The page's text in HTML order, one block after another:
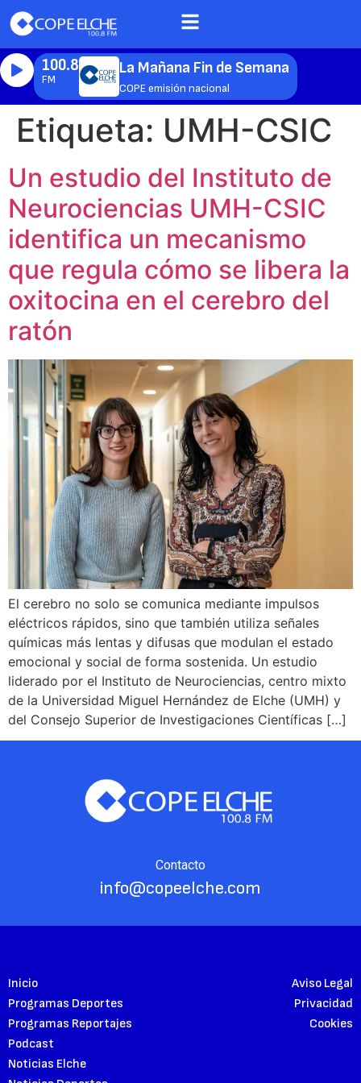
100.8
FM
La Mañana Fin de Semana
COPE emisión nacional
Etiqueta: UMH-CSIC
Un estudio del Instituto de
Neurociencias UMH-CSIC
identifica un mecanismo
que regula cómo se libera la
oxitocina en el cerebro del
ratón
El cerebro no solo se comunica mediante impulsos
eléctricos rápidos, sino que también utiliza señales
químicas más lentas y difusas que modulan el estado
emocional y social de forma sostenida. Un estudio
liderado por el Instituto de Neurociencias, centro mixto
de la Universidad Miguel Hernández de Elche (UMH) y
del Consejo Superior de Investigaciones Científicas […]
Contacto
info@copeelche.com
Inicio
Programas Deportes
Programas Reportajes
Podcast
Noticias Elche
Aviso Legal
Privacidad
Cookies